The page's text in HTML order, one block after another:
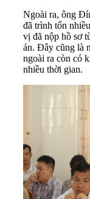
Ngoài ra, ông
đã trình tốn
vị đã nộp hồ sơ
án. Đây cũng là
ngoài ra còn có
nhiều thời gian.